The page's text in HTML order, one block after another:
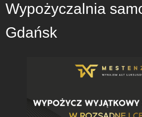
Wypożyczalnia
Gdańsk